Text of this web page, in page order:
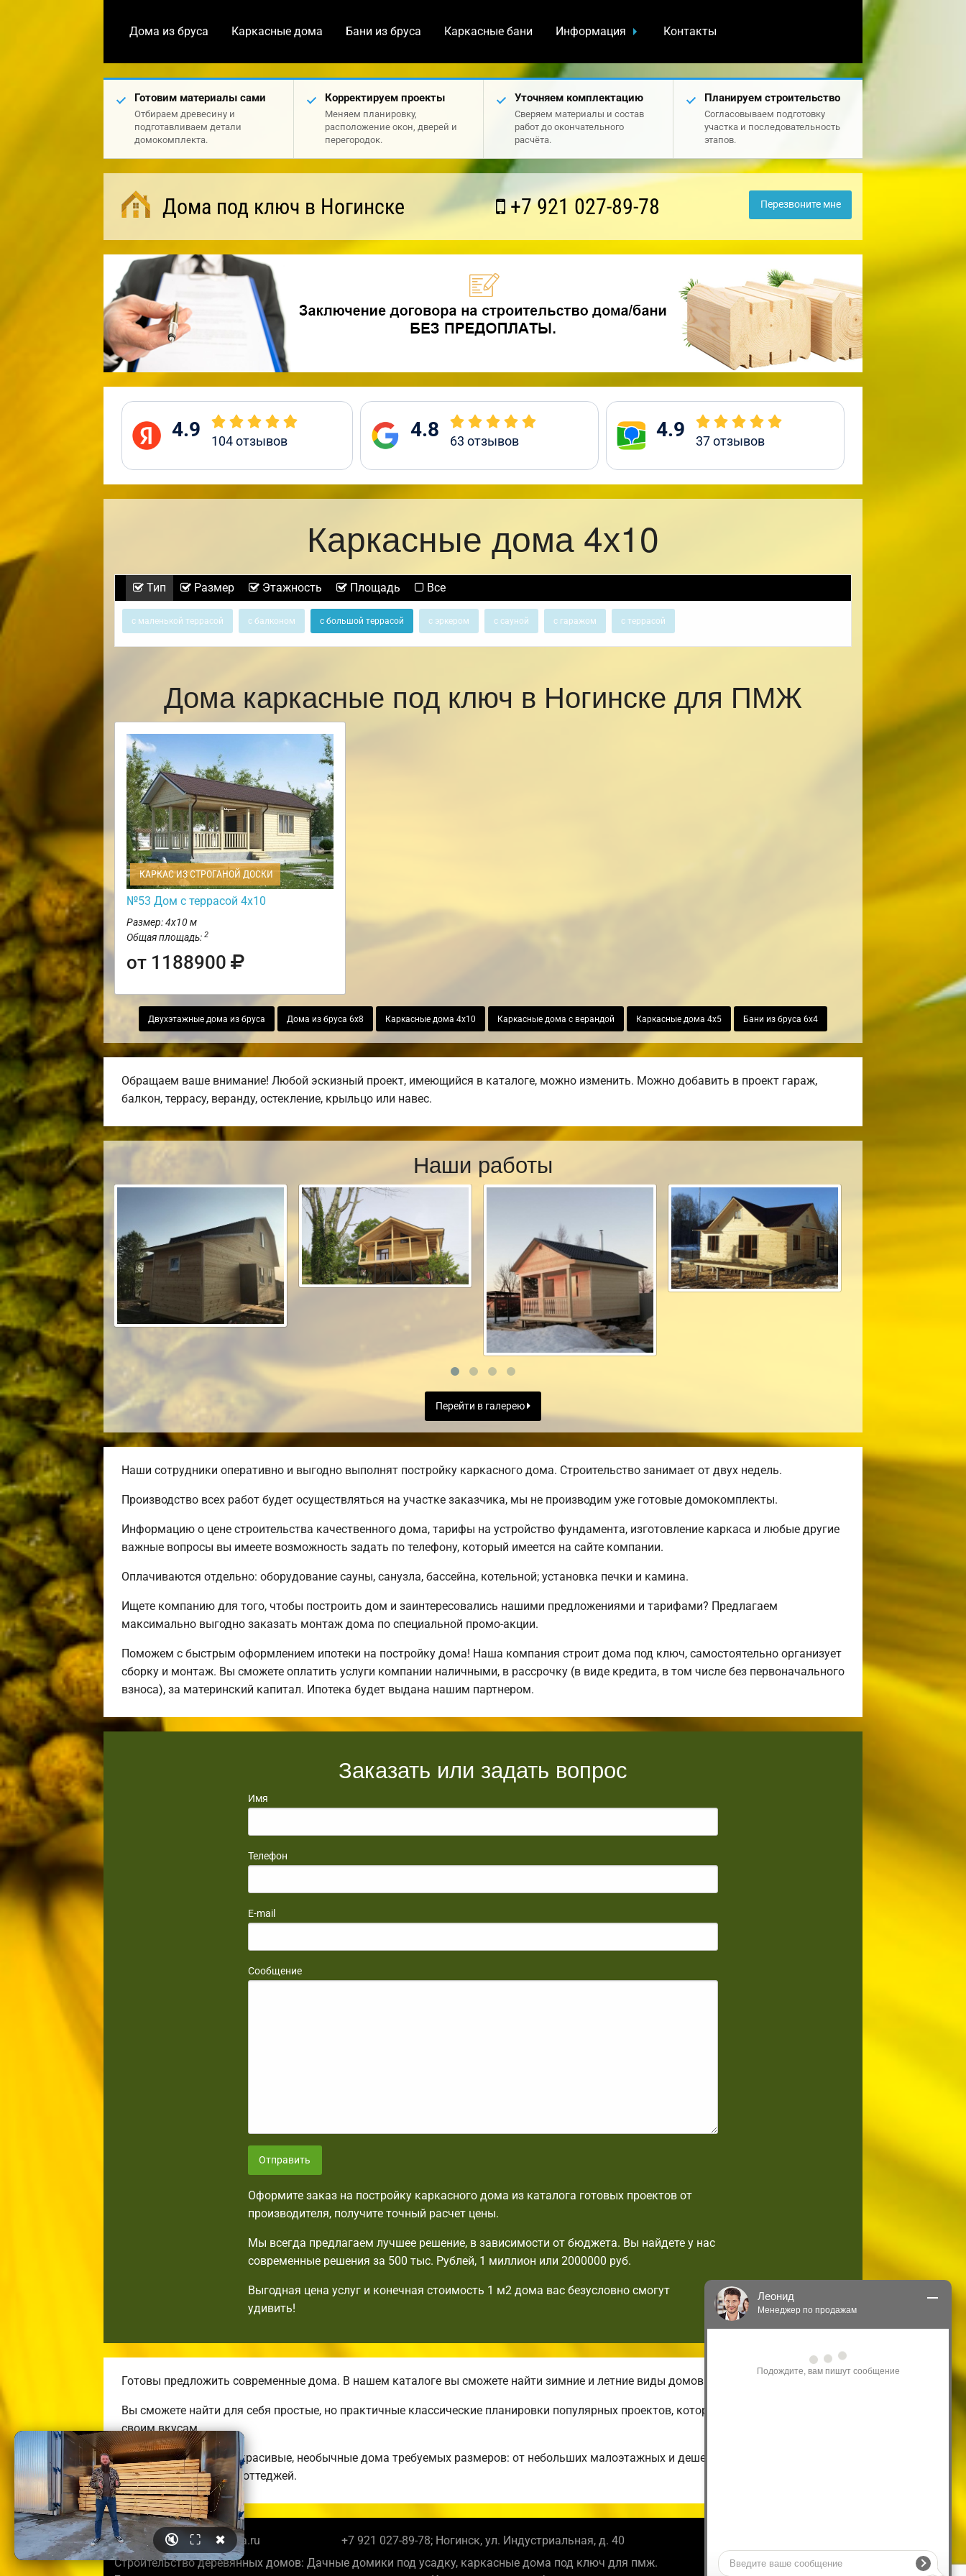
Дома из бруса Каркасные дома Бани из бруса Каркасные бани Информация Контакты
Готовим материалы сами
Отбираем древесину и
подготавливаем детали
домокомплекта.
Корректируем проекты
Меняем планировку,
расположение окон, дверей и
перегородок.
Уточняем комплектацию
Сверяем материалы и состав
работ до окончательного
расчёта.
Планируем строительство
Согласовываем подготовку
участка и последовательность
этапов.
Дома под ключ в Ногинске +7 921 027-89-78 Перезвоните мне
4.9 104отзывов 4.8 63 отзывов 4.9 37отзывов
Каркасные дома 4х10
Тип Размер Этажность Площадь Все
с маленькой террасой с балконом с большой террасой с эркером с сауной с гаражом с террасой
Дома каркасные под ключ в Ногинске для ПМЖ
КАРКАС ИЗ СТРОГАНОЙ ДОСКИ
№53 Дом с террасой 4х10
Размер: 4х10 м
Общая площадь: 2
от 1188900
Двухэтажные дома из бруса Дома из бруса 6х8 Каркасные дома 4х10 Каркасные дома с верандой Каркасные дома 4х5 Бани из бруса 6х4
Обращаем ваше внимание! Любой эскизный проект, имеющийся в каталоге, можно изменить. Можно добавить в проект гараж,
балкон, террасу, веранду, остекление, крыльцо или навес.
Наши работы
Перейти в галерею
Наши сотрудники оперативно и выгодно выполнят постройку каркасного дома. Строительство занимает от двух недель.
Производство всех работ будет осуществляться на участке заказчика, мы не производим уже готовые домокомплекты.
Информацию о цене строительства качественного дома, тарифы на устройство фундамента, изготовление каркаса и любые другие
важные вопросы вы имеете возможность задать по телефону, который имеется на сайте компании.
Оплачиваются отдельно: оборудование сауны, санузла, бассейна, котельной; установка печки и камина.
Ищете компанию для того, чтобы построить дом и заинтересовались нашими предложениями и тарифами? Предлагаем
максимально выгодно заказать монтаж дома по специальной промо-акции.
Поможем с быстрым оформлением ипотеки на постройку дома! Наша компания строит дома под ключ, самостоятельно организует
сборку и монтаж. Вы сможете оплатить услуги компании наличными, в рассрочку (в виде кредита, в том числе без первоначального
взноса), за материнский капитал. Ипотека будет выдана нашим партнером.
Заказать или задать вопрос
Имя
Телефон
E-mail
Сообщение
Отправить
Оформите заказ на постройку каркасного дома из каталога готовых проектов от
производителя, получите точный расчет цены.
Мы всегда предлагаем лучшее решение, в зависимости от бюджета. Вы найдете у нас
современные решения за 500 тыс. Рублей, 1 миллион или 2000000 руб.
Выгодная цена услуг и конечная стоимость 1 м2 дома вас безусловно смогут
удивить!
Готовы предложить современные дома. В нашем каталоге вы сможете найти зимние и летние виды домов.
Вы сможете найти для себя простые, но практичные классические планировки популярных проектов, которые можно подстроить по
своим вкусам.
Строим комфортные, красивые, необычные дома требуемых размеров: от небольших малоэтажных и дешевых до огромных
энергоэффективных коттеджей.
© 2026 noginskbrusdoma.ru +7 921 027-89-78; Ногинск, ул. Индустриальная, д. 40
Строительство деревянных домов: Дачные домики под усадку, каркасные дома под ключ для пмж.
🔇 ⛶ ✖
Леонид
Менеджер по продажам
проконсультировать Вас по нашим
акциям и проектам.